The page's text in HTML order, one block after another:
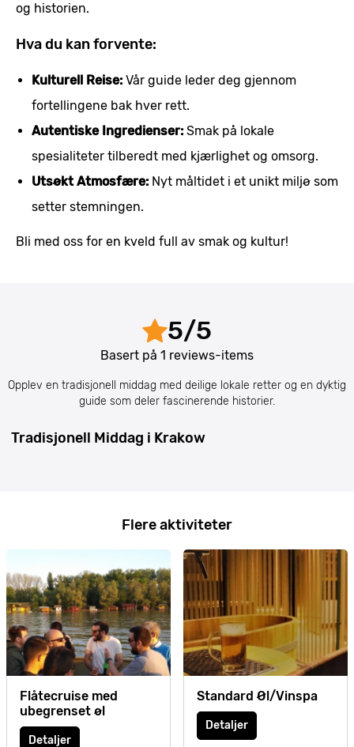
og historien.
Hva du kan forvente:
Kulturell Reise: Vår guide leder deg gjennom
fortellingene bak hver rett.
Autentiske Ingredienser: Smak på lokale
spesialiteter tilberedt med kjærlighet og omsorg.
Utsøkt Atmosfære: Nyt måltidet i et unikt miljø som
setter stemningen.
Bli med oss for en kveld full av smak og kultur!
5/5
Basert på 1 reviews-items
Opplev en tradisjonell middag med deilige lokale retter og en dyktig
guide som deler fascinerende historier.
Tradisjonell Middag i Krakow
Flere aktiviteter
Flåtecruise med
ubegrenset øl
Detaljer
Standard Øl/Vinspa
Detaljer